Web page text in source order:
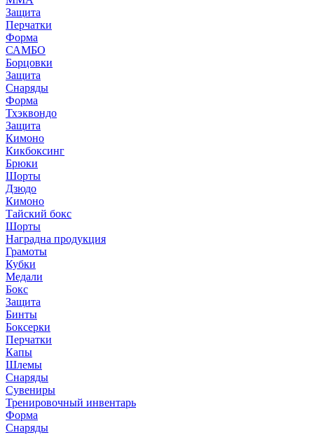
Защита
Перчатки
Форма
САМБО
Борцовки
Защита
Снаряды
Форма
Тхэквондо
Защита
Кимоно
Кикбоксинг
Брюки
Шорты
Дзюдо
Кимоно
Тайский бокс
Шорты
Наградна продукция
Грамоты
Кубки
Медали
Бокс
Защита
Бинты
Боксерки
Перчатки
Капы
Шлемы
Снаряды
Сувениры
Тренировочный инвентарь
Форма
Снаряды